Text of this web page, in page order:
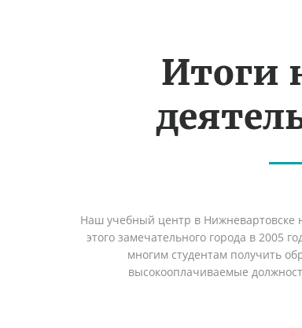
Итоги
Наш учебный центр в Нижневартовске
этого замечательного города в 2005
многим студентам получить
высокооплачиваемые